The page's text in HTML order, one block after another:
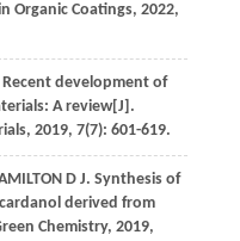
Organic Coatings, 2022,
development of
A review[J].
, 2019, 7(7): 601-619.
D J. Synthesis of
derived from
Chemistry, 2019,